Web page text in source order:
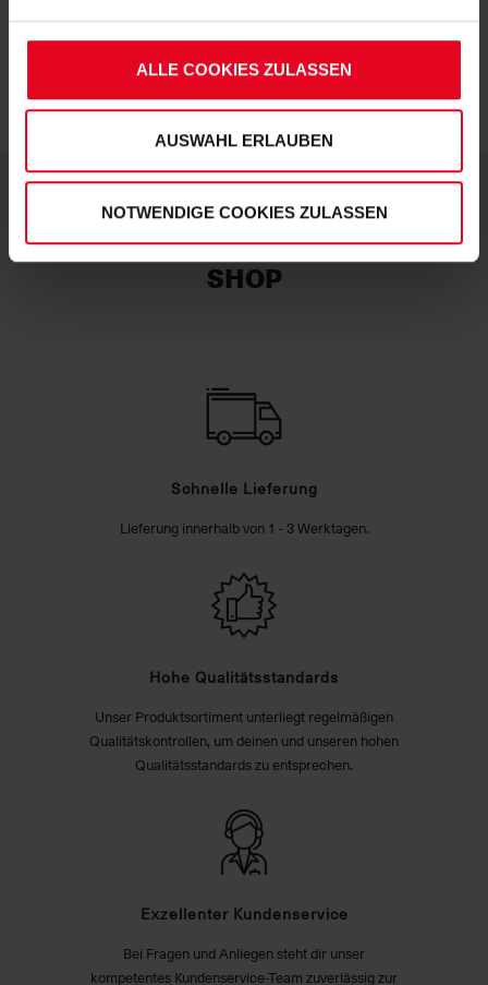
unbedingt erforderliche Cookies eingesetzt. Ihre etwaig
Weitere Informationen entnehmen Sie bitte
unsererDatenschutzerklärungund
Impressum."
ALLE COOKIES ZULASSEN
AUSWAHL ERLAUBEN
NOTWENDIGE COOKIES ZULASSEN
IN DEN WARENKORB
DEINE VORTEILE IN UNSEREM
SHOP
Schnelle Lieferung
Lieferung innerhalb von 1 - 3 Werktagen.
Hohe Qualitätsstandards
Unser Produktsortiment unterliegt regelmäßigen
Qualitätskontrollen, um deinen und unseren hohen
Qualitätsstandards zu entsprechen.
Exzellenter Kundenservice
Bei Fragen und Anliegen steht dir unser
kompetentes Kundenservice-Team zuverlässig zur